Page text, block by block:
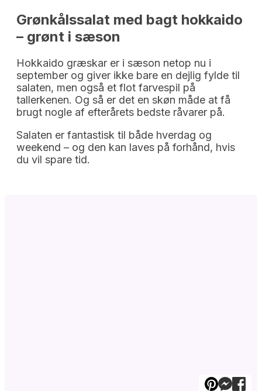
Grønkålssalat med bagt hokkaido
– grønt i sæson
Hokkaido græskar er i sæson netop nu i
september og giver ikke bare en dejlig fylde til
salaten, men også et flot farvespil på
tallerkenen. Og så er det en skøn måde at få
brugt nogle af efterårets bedste råvarer på.
Salaten er fantastisk til både hverdag og
weekend – og den kan laves på forhånd, hvis
du vil spare tid.